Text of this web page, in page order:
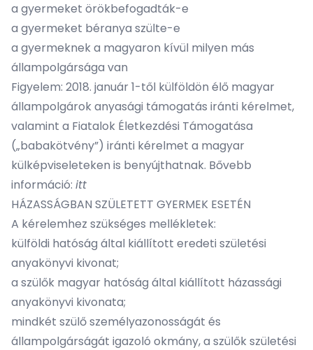
a gyermeket örökbefogadták-e
a gyermeket béranya szülte-e
a gyermeknek a magyaron kívül milyen más
állampolgársága van
Figyelem: 2018. január 1-től külföldön élő magyar
állampolgárok anyasági támogatás iránti kérelmet,
valamint a Fiatalok Életkezdési Támogatása
(„babakötvény”) iránti kérelmet a magyar
külképviseleteken is benyújthatnak. Bővebb
információ: itt
HÁZASSÁGBAN SZÜLETETT GYERMEK ESETÉN
A kérelemhez szükséges mellékletek:
külföldi hatóság által kiállított eredeti születési
anyakönyvi kivonat;
a szülők magyar hatóság által kiállított házassági
anyakönyvi kivonata;
mindkét szülő személyazonosságát és
állampolgárságát igazoló okmány, a szülők születési